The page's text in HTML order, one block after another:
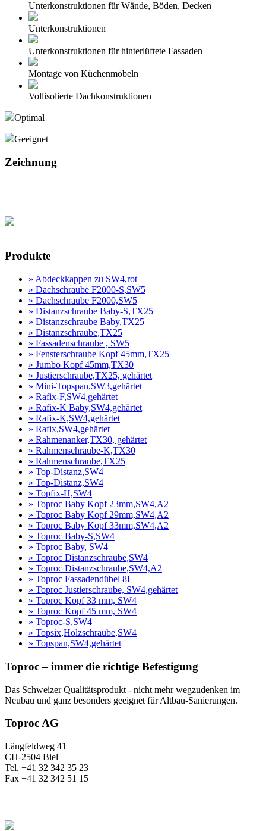
Unterkonstruktionen für Wände, Böden, Decken
Unterkonstruktionen
Unterkonstruktionen für hinterlüftete Fassaden
Montage von Küchenmöbeln
Vollisolierte Dachkonstruktionen
Optimal
Geeignet
Zeichnung
Produkte
» Abdeckkappen zu SW4,rot
» Dachschraube F2000-S,SW5
» Dachschraube F2000,SW5
» Distanzschraube Baby-S,TX25
» Distanzschraube Baby,TX25
» Distanzschraube,TX25
» Fassadenschraube , SW5
» Fensterschraube Kopf 45mm,TX25
» Jumbo Kopf 45mm,TX30
» Justierschraube,TX25, gehärtet
» Mini-Topspan,SW3,gehärtet
» Rafix-F,SW4,gehärtet
» Rafix-K Baby,SW4,gehärtet
» Rafix-K,SW4,gehärtet
» Rafix,SW4,gehärtet
» Rahmenanker,TX30, gehärtet
» Rahmenschraube-K,TX30
» Rahmenschraube,TX25
» Top-Distanz,SW4
» Top-Distanz,SW4
» Topfix-H,SW4
» Toproc Baby Kopf 23mm,SW4,A2
» Toproc Baby Kopf 29mm,SW4,A2
» Toproc Baby Kopf 33mm,SW4,A2
» Toproc Baby-S,SW4
» Toproc Baby, SW4
» Toproc Distanzschraube,SW4
» Toproc Distanzschraube,SW4,A2
» Toproc Fassadendübel 8L
» Toproc Justierschraube, SW4,gehärtet
» Toproc Kopf 33 mm, SW4
» Toproc Kopf 45 mm, SW4
» Toproc-S,SW4
» Topsix,Holzschraube,SW4
» Topspan,SW4,gehärtet
Toproc – immer die richtige Befestigung
Das Schweizer Qualitätsprodukt - nicht mehr wegzudenken im
Neubau und ganz besonders geeignet für Altbau-Sanierungen.
Toproc AG
Längfeldweg 41
CH-2504 Biel
Tel. +41 32 342 35 23
Fax +41 32 342 51 15